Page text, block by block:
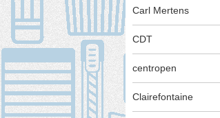
Carl Mertens
CDT
centropen
Clairefontaine